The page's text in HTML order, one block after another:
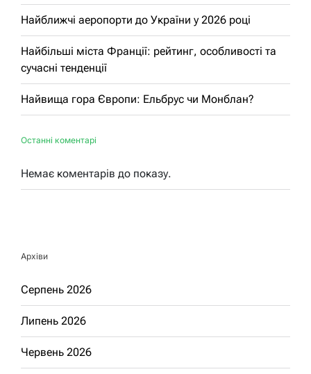
Найближчі аеропорти до України у 2026 році
Найбільші міста Франції: рейтинг, особливості та
сучасні тенденції
Найвища гора Європи: Ельбрус чи Монблан?
Останні коментарі
Немає коментарів до показу.
Архіви
Серпень 2026
Липень 2026
Червень 2026